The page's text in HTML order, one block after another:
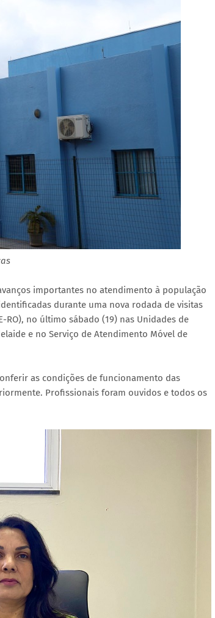
importantes no atendimento à população
durante uma nova rodada de visitas
RO), no último sábado (19) nas Unidades de
e no Serviço de Atendimento Móvel de
as condições de funcionamento das
Profissionais foram ouvidos e todos os